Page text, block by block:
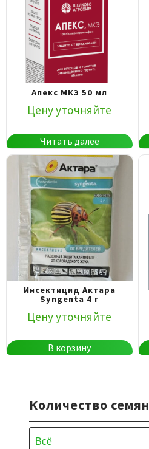
Апекс МКЭ 50 мл
Цену уточняйте
Читать далее
Инсектицид Актара
Syngenta 4 г
Цену уточняйте
В корзину
Количество семян